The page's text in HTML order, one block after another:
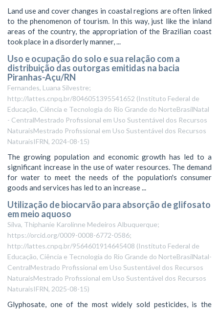
Land use and cover changes in coastal regions are often linked
to the phenomenon of tourism. In this way, just like the inland
areas of the country, the appropriation of the Brazilian coast
took place in a disorderly manner, ...
Uso e ocupação do solo e sua relação com a
distribuição das outorgas emitidas na bacia
Piranhas-Açu/RN
Fernandes, Luana Silvestre;
http://lattes.cnpq.br/8046051395541652 (Instituto Federal de
Educação, Ciência e Tecnologia do Rio Grande do NorteBrasilNatal
- CentralMestrado Profissional em Uso Sustentável dos Recursos
NaturaisMestrado Profissional em Uso Sustentável dos Recursos
NaturaisIFRN, 2024-08-15)
The growing population and economic growth has led to a
significant increase in the use of water resources. The demand
for water to meet the needs of the population's consumer
goods and services has led to an increase ...
Utilização de biocarvão para absorção de glifosato
em meio aquoso
Silva, Thiphanie Karolinne Medeiros Albuquerque;
https://orcid.org/0009-0008-6772-0586;
http://lattes.cnpq.br/9564601914645408 (Instituto Federal de
Educação, Ciência e Tecnologia do Rio Grande do NorteBrasilNatal-
CentralMestrado Profissional em Uso Sustentável dos Recursos
NaturaisMestrado Profissional em Uso Sustentável dos Recursos
NaturaisIFRN, 2025-08-15)
Glyphosate, one of the most widely sold pesticides, is the